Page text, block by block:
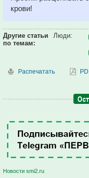
крови!
Другие статьи
по темам:
Люди:
Распечатать
Новости smi2.ru